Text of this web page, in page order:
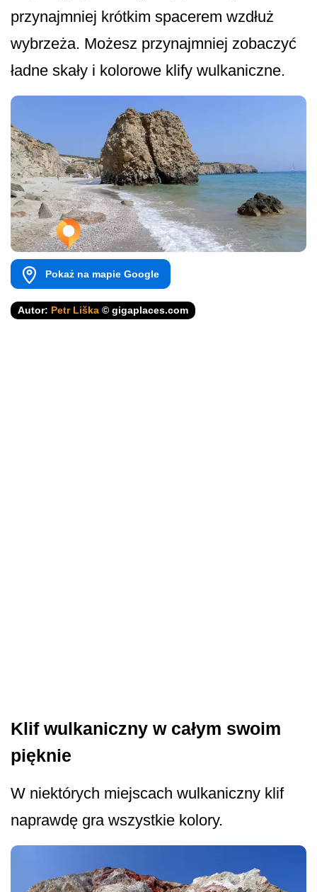
przynajmniej krótkim spacerem wzdłuż
wybrzeża. Możesz przynajmniej zobaczyć
ładne skały i kolorowe klify wulkaniczne.
Pokaż na mapie Google
Autor: Petr Liška © gigaplaces.com
Klif wulkaniczny w całym swoim
pięknie
W niektórych miejscach wulkaniczny klif
naprawdę gra wszystkie kolory.